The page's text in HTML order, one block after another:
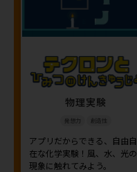
物理実験
発想力 創造性
アプリだからできる、自由自
在な化学実験！風、水、光の
現象に触れてみよう。